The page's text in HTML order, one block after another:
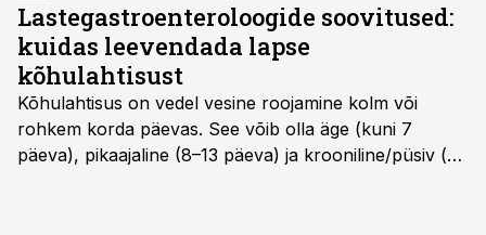
Lastegastroenteroloogide soovitused:
kuidas leevendada lapse
kõhulahtisust
Kõhulahtisus on vedel vesine roojamine kolm või
rohkem korda päevas. See võib olla äge (kuni 7
päeva), pikaajaline (8–13 päeva) ja krooniline/püsiv (>